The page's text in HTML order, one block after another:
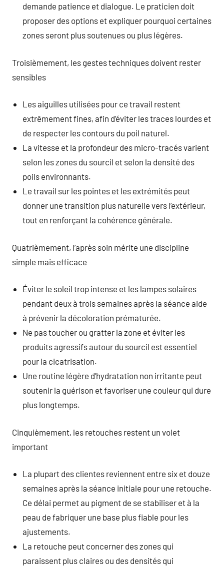
demande patience et dialogue. Le praticien doit
proposer des options et expliquer pourquoi certaines
zones seront plus soutenues ou plus légères.
Troisièmement, les gestes techniques doivent rester
sensibles
Les aiguilles utilisées pour ce travail restent
extrêmement fines, afin d’éviter les traces lourdes et
de respecter les contours du poil naturel.
La vitesse et la profondeur des micro-tracés varient
selon les zones du sourcil et selon la densité des
poils environnants.
Le travail sur les pointes et les extrémités peut
donner une transition plus naturelle vers l’extérieur,
tout en renforçant la cohérence générale.
Quatrièmement, l’après soin mérite une discipline
simple mais efficace
Éviter le soleil trop intense et les lampes solaires
pendant deux à trois semaines après la séance aide
à prévenir la décoloration prématurée.
Ne pas toucher ou gratter la zone et éviter les
produits agressifs autour du sourcil est essentiel
pour la cicatrisation.
Une routine légère d’hydratation non irritante peut
soutenir la guérison et favoriser une couleur qui dure
plus longtemps.
Cinquièmement, les retouches restent un volet
important
La plupart des clientes reviennent entre six et douze
semaines après la séance initiale pour une retouche.
Ce délai permet au pigment de se stabiliser et à la
peau de fabriquer une base plus fiable pour les
ajustements.
La retouche peut concerner des zones qui
paraissent plus claires ou des densités qui